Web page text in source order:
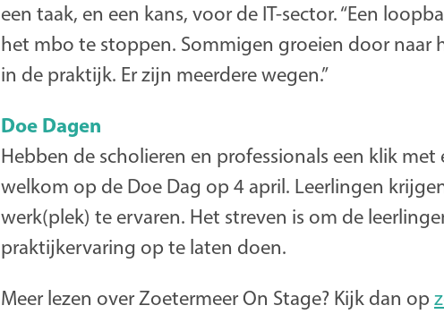
een taak, en een kans, voor de IT-sector. “Een
het mbo te stoppen. Sommigen groeien door naar
in de praktijk. Er zijn meerdere wegen.”
Doe Dagen
Hebben de scholieren en professionals een klik met
welkom op de Doe Dag op 4 april. Leerlingen
werk(plek) te ervaren. Het streven is om de
praktijkervaring op te laten doen.
Meer lezen over Zoetermeer On Stage? Kijk dan op